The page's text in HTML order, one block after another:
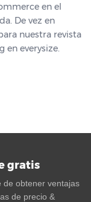
en el
De vez en
nuestra revista
en everysize.
gratis
de obtener ventajas
de precio &